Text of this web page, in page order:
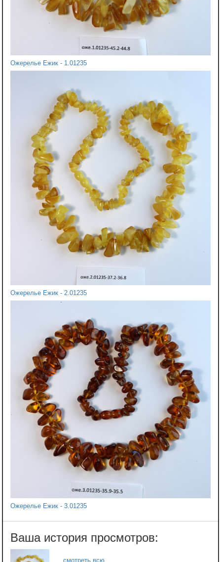
Ожерелье Ежик - 1.01235
Ожерелье Ежик - 2.01235
Ожерелье Ежик - 3.01235